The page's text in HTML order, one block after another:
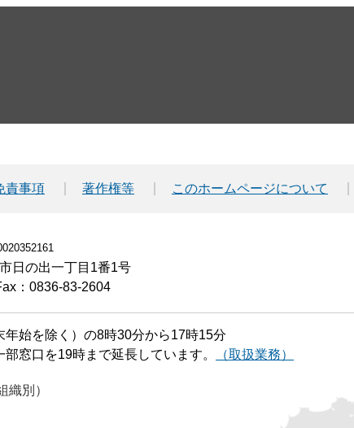
責事項 著作権等 このホームページについて
日の出一丁目1番1号
：0836-83-2604
始を除く）の8時30分から17時15分
窓口を19時まで延長しています。
（取扱業務）
織別）